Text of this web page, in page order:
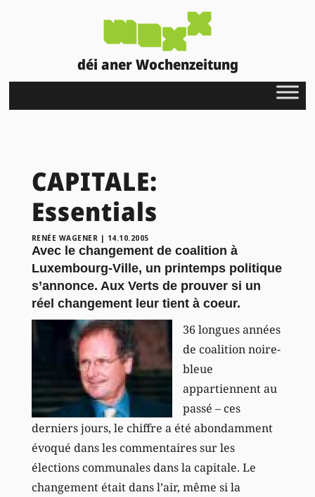
déi aner Wochenzeitung
CAPITALE:
Essentials
RENÉE WAGENER | 14.10.2005
Avec le changement de coalition à
Luxembourg-Ville, un printemps politique
s’annonce. Aux Verts de prouver si un
réel changement leur tient à coeur.
36 longues années
de coalition noire-
bleue
appartiennent au
passé – ces
derniers jours, le chiffre a été abondamment
évoqué dans les commentaires sur les
élections communales dans la capitale. Le
changement était dans l’air, même si la